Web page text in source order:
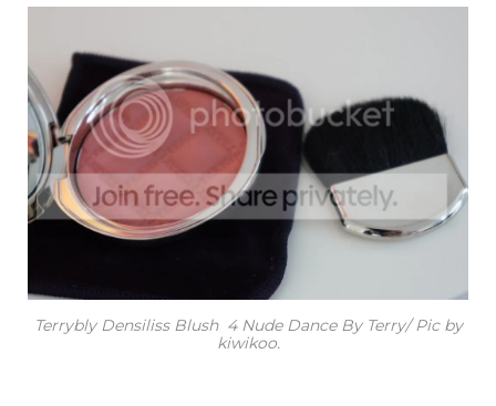
Terrybly Densiliss Blush 4 Nude Dance By Terry/ Pic by
kiwikoo.